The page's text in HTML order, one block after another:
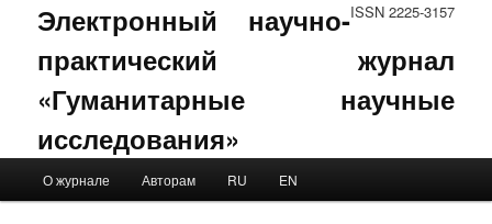
ISSN 2225-3157
Электронный научно-
практический журнал
«Гуманитарные научные
исследования»
Skip to primary content
Skip to secondary content
О журнале Авторам RU EN